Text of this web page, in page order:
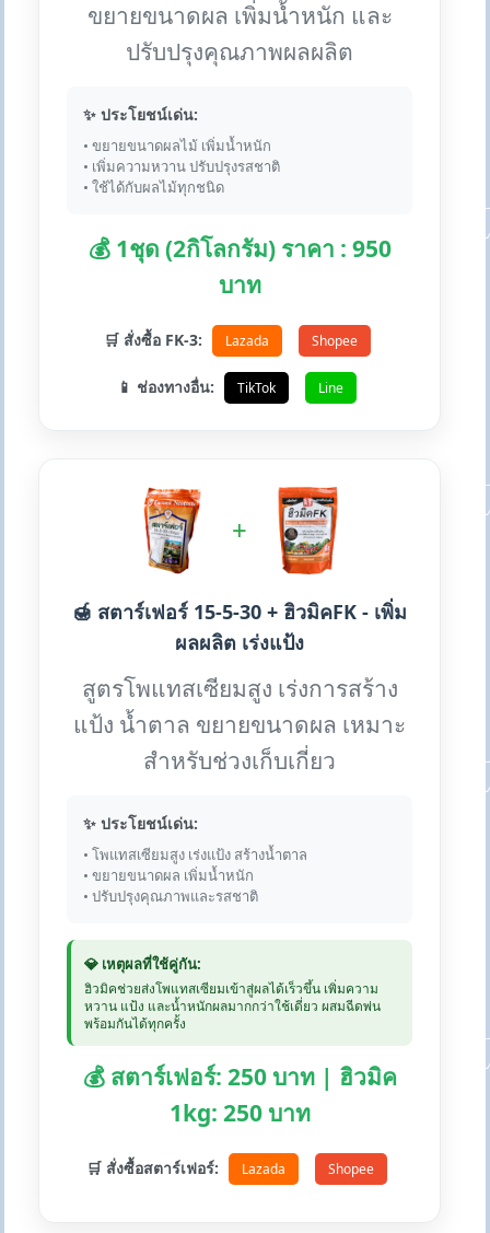
ขยายขนาดผล เพิ่มน้ำหนัก และ
ปรับปรุงคุณภาพผลผลิต
✨ ประโยชน์เด่น:
• ขยายขนาดผลไม้ เพิ่มน้ำหนัก
• เพิ่มความหวาน ปรับปรุงรสชาติ
• ใช้ได้กับผลไม้ทุกชนิด
💰 1ชุด (2กิโลกรัม) ราคา : 950
บาท
🛒 สั่งซื้อ FK-3: Lazada Shopee
📱 ช่องทางอื่น: TikTok Line
+
🍯 สตาร์เฟอร์ 15-5-30 + ฮิวมิคFK - เพิ่ม
ผลผลิต เร่งแป้ง
สูตรโพแทสเซียมสูง เร่งการสร้าง
แป้ง น้ำตาล ขยายขนาดผล เหมาะ
สำหรับช่วงเก็บเกี่ยว
✨ ประโยชน์เด่น:
• โพแทสเซียมสูง เร่งแป้ง สร้างน้ำตาล
• ขยายขนาดผล เพิ่มน้ำหนัก
• ปรับปรุงคุณภาพและรสชาติ
💎 เหตุผลที่ใช้คู่กัน:
ฮิวมิคช่วยส่งโพแทสเซียมเข้าสู่ผลได้เร็วขึ้น เพิ่มความ
หวาน แป้ง และน้ำหนักผลมากกว่าใช้เดี่ยว ผสมฉีดพ่น
พร้อมกันได้ทุกครั้ง
💰 สตาร์เฟอร์: 250 บาท | ฮิวมิค
1kg: 250 บาท
🛒 สั่งซื้อสตาร์เฟอร์: Lazada Shopee